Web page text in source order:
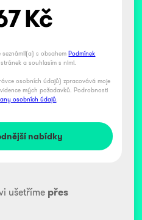
Kč
seznámil(a) s obsahem Podmínek
a souhlasím s nimi.
osobních údajů) zpracovává moje
mých požadavků. Podrobnosti
osobních údajů.
ušetříme přes